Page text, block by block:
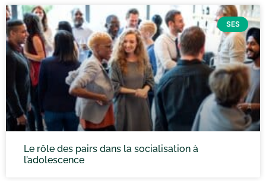
SES
Le rôle des pairs dans la socialisation à
l’adolescence